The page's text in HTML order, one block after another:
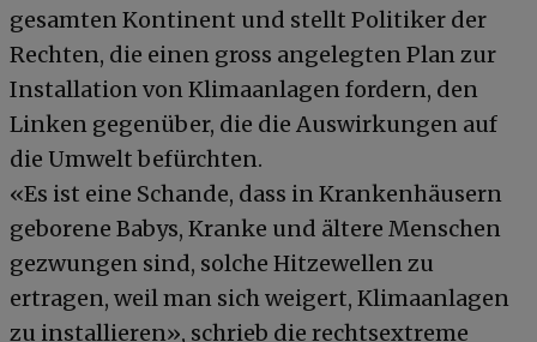
gesamten Kontinent und stellt Politiker der
Rechten, die einen gross angelegten Plan zur
Installation von Klimaanlagen fordern, den
Linken gegenüber, die die Auswirkungen auf
die Umwelt befürchten.
«Es ist eine Schande, dass in Krankenhäusern
geborene Babys, Kranke und ältere Menschen
gezwungen sind, solche Hitzewellen zu
ertragen, weil man sich weigert, Klimaanlagen
zu installieren», schrieb die rechtsextreme